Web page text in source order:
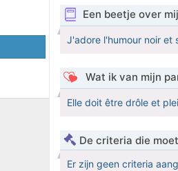
Een beetje over mij
J'adore l'humour noir et
Wat ik van mijn
Elle doit être drôle et
De criteria die
Er zijn geen criteria